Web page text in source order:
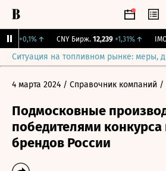
+0,1% ↑ CNY Бирж. 12,239 +1,31% ↑
Ситуация на топливном рынке: меры,
4 марта 2024 / Справочник компаний /
Подмосковные
победителями
брендов России